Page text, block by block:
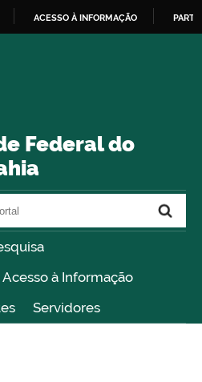
ACESSO À INFORMAÇÃO
Federal do
Acesso à Informação
Servidores